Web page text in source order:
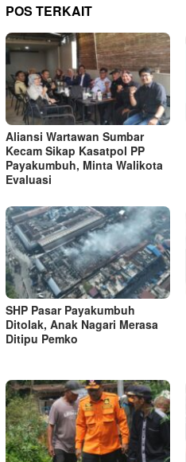
POS TERKAIT
Aliansi Wartawan Sumbar
Kecam Sikap Kasatpol PP
Payakumbuh, Minta Walikota
Evaluasi
SHP Pasar Payakumbuh
Ditolak, Anak Nagari Merasa
Ditipu Pemko